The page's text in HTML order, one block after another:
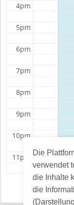
Die
verwendet
die Inhalte
die
4pm
5pm
6pm
7pm
8pm
9pm
10pm
11pm